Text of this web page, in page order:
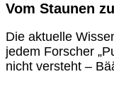
Vom Staunen
Die aktuelle
jedem Forscher
nicht versteht –